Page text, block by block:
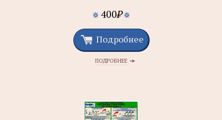
400₽
Подробнее
ПОДРОБНЕЕ